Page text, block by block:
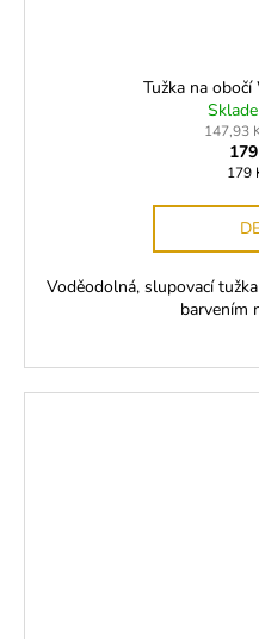
Tužka na obočí
147,93
179
Voděodolná, slupovací
barvením